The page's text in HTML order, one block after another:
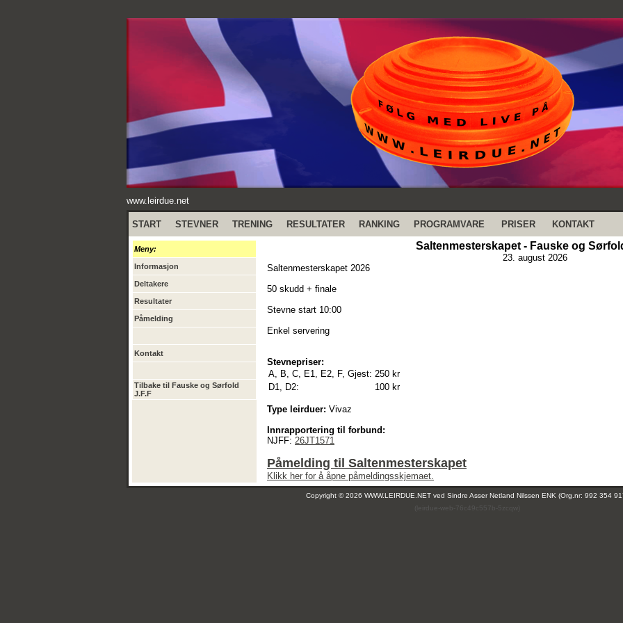
www.leirdue.net
START STEVNER TRENING RESULTATER RANKING PROGRAMVARE PRISER KONTAKT
Meny:
Informasjon
Deltakere
Resultater
Påmelding
Kontakt
Tilbake til Fauske og Sørfold
J.F.F
Saltenmesterskapet - Fauske og
23. august 2026
Saltenmesterskapet 2026
50 skudd + finale
Stevne start 10:00
Enkel servering
Stevnepriser:
A, B, C, E1, E2, F, Gjest: 250 kr
D1, D2:
100 kr
Type leirduer: Vivaz
Innrapportering til forbund:
NJFF: 26JT1571
Påmelding til Saltenmesterskapet
Klikk her for å åpne påmeldingsskjemaet.
Copyright © 2026 WWW.LEIRDUE.NET ved Sindre Asser Netland Nilssen ENK (Org.nr: 992 354
(leirdue-web-76c49c557b-5zcqw)